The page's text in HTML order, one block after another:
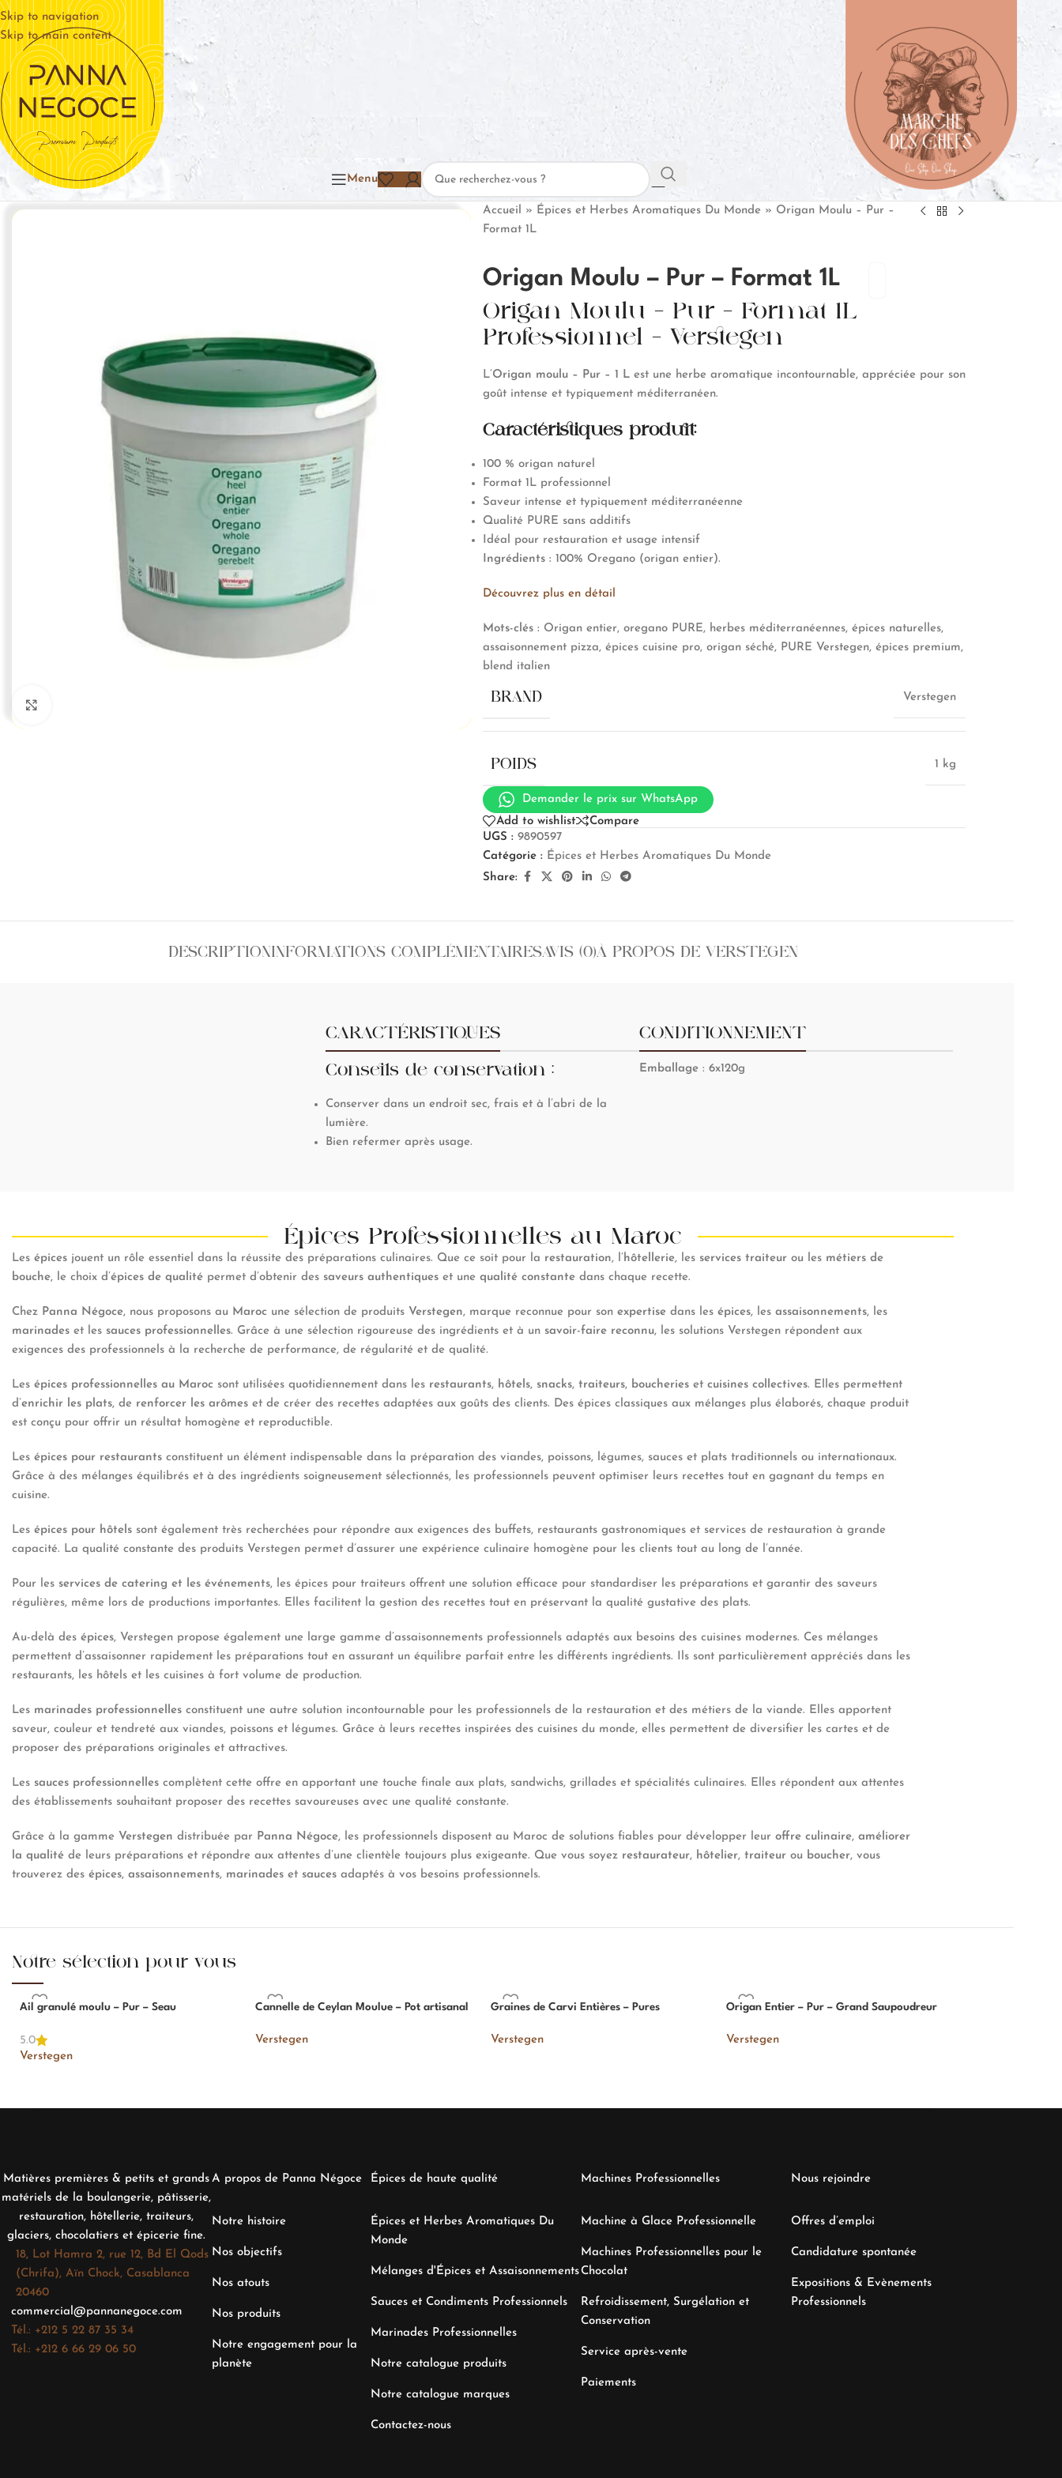
Skip to navigation
Skip to main content
Menu
Accueil » Épices et Herbes Aromatiques Du Monde » Origan Moulu – Pur –
Format 1L
Origan Moulu – Pur – Format 1L
Origan Moulu – Pur – Format 1L
Professionnel – Verstegen
L’Origan moulu – Pur – 1 L est une herbe aromatique incontournable, appréciée pour son
goût intense et typiquement méditerranéen.
Caractéristiques produit:
100 % origan naturel
Format 1L professionnel
Saveur intense et typiquement méditerranéenne
Qualité PURE sans additifs
Idéal pour restauration et usage intensif
Ingrédients : 100% Oregano (origan entier).
Découvrez plus en détail
Mots-clés : Origan entier, oregano PURE, herbes méditerranéennes, épices naturelles,
assaisonnement pizza, épices cuisine pro, origan séché, PURE Verstegen, épices premium,
blend italien
BRAND Verstegen
POIDS 1 kg
Demander le prix sur WhatsApp
Add to wishlist
Compare
UGS : 9890597
Catégorie : Épices et Herbes Aromatiques Du Monde
Share:
DESCRIPTIONINFORMATIONS COMPLÉMENTAIRESAVIS (0)À PROPOS DE VERSTEGEN
CARACTÉRISTIQUES
Conseils de conservation :
Conserver dans un endroit sec, frais et à l’abri de la
lumière.
Bien refermer après usage.
CONDITIONNEMENT
Emballage: 6x120g
Épices Professionnelles au Maroc
Les épices jouent un rôle essentiel dans la réussite des préparations culinaires. Que ce soit pour la restauration, l’hôtellerie, les services traiteur ou les métiers de
bouche, le choix d’épices de qualité permet d’obtenir des saveurs authentiques et une qualité constante dans chaque recette.
Chez Panna Négoce, nous proposons au Maroc une sélection de produits Verstegen, marque reconnue pour son expertise dans les épices, les assaisonnements, les
marinades et les sauces professionnelles. Grâce à une sélection rigoureuse des ingrédients et à un savoir-faire reconnu, les solutions Verstegen répondent aux
exigences des professionnels à la recherche de performance, de régularité et de qualité.
Les épices professionnelles au Maroc sont utilisées quotidiennement dans les restaurants, hôtels, snacks, traiteurs, boucheries et cuisines collectives. Elles permettent
d’enrichir les plats, de renforcer les arômes et de créer des recettes adaptées aux goûts des clients. Des épices classiques aux mélanges plus élaborés, chaque produit
est conçu pour offrir un résultat homogène et reproductible.
Les épices pour restaurants constituent un élément indispensable dans la préparation des viandes, poissons, légumes, sauces et plats traditionnels ou internationaux.
Grâce à des mélanges équilibrés et à des ingrédients soigneusement sélectionnés, les professionnels peuvent optimiser leurs recettes tout en gagnant du temps en
cuisine.
Les épices pour hôtels sont également très recherchées pour répondre aux exigences des buffets, restaurants gastronomiques et services de restauration à grande
capacité. La qualité constante des produits Verstegen permet d’assurer une expérience culinaire homogène pour les clients tout au long de l’année.
Pour les services de catering et les événements, les épices pour traiteurs offrent une solution efficace pour standardiser les préparations et garantir des saveurs
régulières, même lors de productions importantes. Elles facilitent la gestion des recettes tout en préservant la qualité gustative des plats.
Au-delà des épices, Verstegen propose également une large gamme d’assaisonnements professionnels adaptés aux besoins des cuisines modernes. Ces mélanges
permettent d’assaisonner rapidement les préparations tout en assurant un équilibre parfait entre les différents ingrédients. Ils sont particulièrement appréciés dans les
restaurants, les hôtels et les cuisines à fort volume de production.
Les marinades professionnelles constituent une autre solution incontournable pour les professionnels de la restauration et des métiers de la viande. Elles apportent
saveur, couleur et tendreté aux viandes, poissons et légumes. Grâce à leurs recettes inspirées des cuisines du monde, elles permettent de diversifier les cartes et de
proposer des préparations originales et attractives.
Les sauces professionnelles complètent cette offre en apportant une touche finale aux plats, sandwichs, grillades et spécialités culinaires. Elles répondent aux attentes
des établissements souhaitant proposer des recettes savoureuses avec une qualité constante.
Grâce à la gamme Verstegen distribuée par Panna Négoce, les professionnels disposent au Maroc de solutions fiables pour développer leur offre culinaire, améliorer
la qualité de leurs préparations et répondre aux attentes d’une clientèle toujours plus exigeante. Que vous soyez restaurateur, hôtelier, traiteur ou boucher, vous
trouverez des épices, assaisonnements, marinades et sauces adaptés à vos besoins professionnels.
Notre sélection pour vous
Ail granulé moulu – Pur – Seau
5.0
Verstegen
Cannelle de Ceylan Moulue – Pot artisanal
Verstegen
Graines de Carvi Entières – Pures
Verstegen
Origan Entier – Pur – Grand Saupoudreur
Verstegen
Matières premières & petits et grands
matériels de la boulangerie, pâtisserie,
restauration, hôtellerie, traiteurs,
glaciers, chocolatiers et épicerie fine.
18, Lot Hamra 2, rue 12, Bd El Qods
(Chrifa), Aïn Chock, Casablanca
20460
commercial@pannanegoce.com
Tél.: +212 5 22 87 35 34
Tél.: +212 6 66 29 06 50
A propos de Panna Négoce
Notre histoire
Nos objectifs
Nos atouts
Nos produits
Notre engagement pour la
planète
Épices de haute qualité
Épices et Herbes Aromatiques Du
Monde
Mélanges d'Épices et Assaisonnements
Sauces et Condiments Professionnels
Marinades Professionnelles
Notre catalogue produits
Notre catalogue marques
Contactez-nous
Machines Professionnelles
Machine à Glace Professionnelle
Machines Professionnelles pour le
Chocolat
Refroidissement, Surgélation et
Conservation
Service après-vente
Paiements
Nous rejoindre
Offres d’emploi
Candidature spontanée
Expositions & Evènements
Professionnels